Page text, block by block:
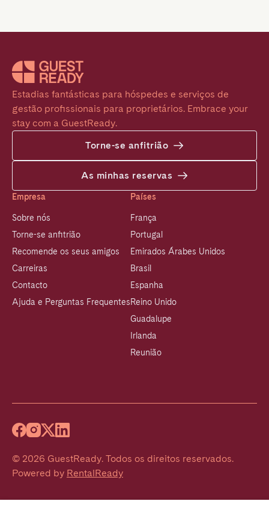
Estadias fantásticas para hóspedes e serviços de
gestão profissionais para proprietários. Embrace your
stay com a GuestReady.
Torne-se anfitrião
As minhas reservas
Empresa
Sobre nós
Torne-se anfitrião
Recomende os seus amigos
Carreiras
Contacto
Ajuda e Perguntas Frequentes
Países
França
Portugal
Emirados Árabes Unidos
Brasil
Espanha
Reino Unido
Guadalupe
Irlanda
Reunião
© 2026 GuestReady. Todos os direitos reservados.
Powered by RentalReady